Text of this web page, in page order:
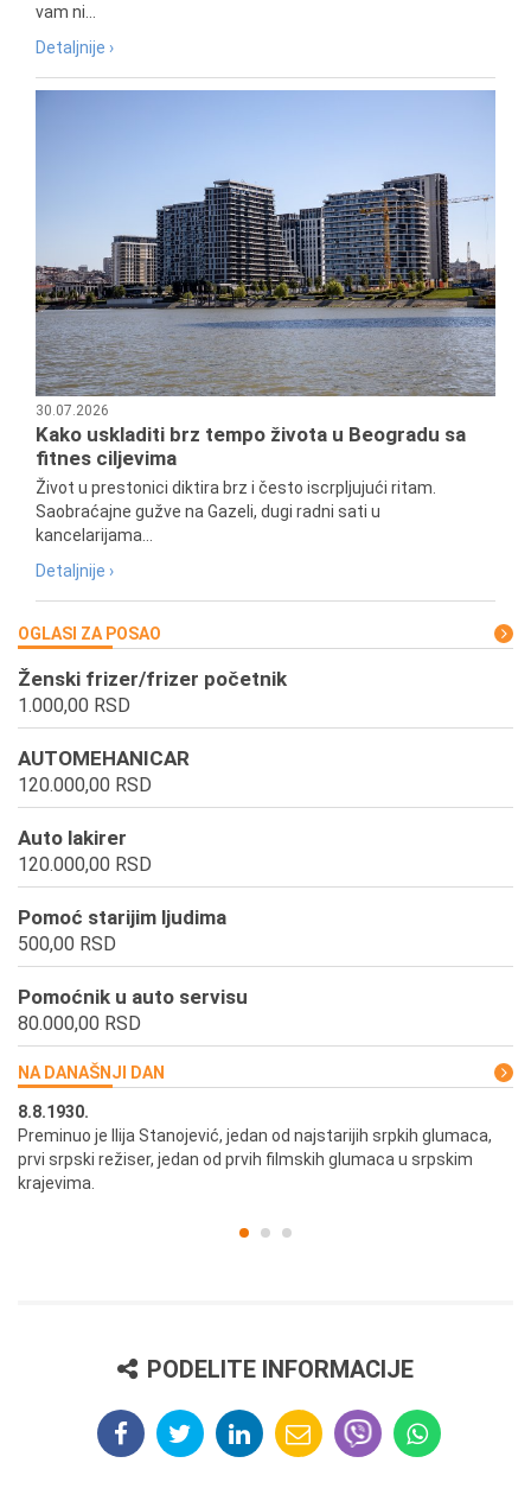
vam ni...
Detaljnije ›
30.07.2026
Kako uskladiti brz tempo života u Beogradu sa
fitnes ciljevima
Život u prestonici diktira brz i često iscrpljujući ritam.
Saobraćajne gužve na Gazeli, dugi radni sati u
kancelarijama...
Detaljnije ›
OGLASI ZA POSAO
Ženski frizer/frizer početnik
1.000,00 RSD
AUTOMEHANICAR
120.000,00 RSD
Auto lakirer
120.000,00 RSD
Pomoć starijim ljudima
500,00 RSD
Pomoćnik u auto servisu
80.000,00 RSD
NA DANAŠNJI DAN
8.8.1930.
Preminuo je Ilija Stanojević, jedan od najstarijih srpkih glumaca,
prvi srpski režiser, jedan od prvih filmskih glumaca u srpskim
krajevima.
PODELITE INFORMACIJE